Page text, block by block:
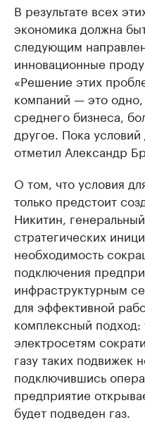
В результате всех
экономика должна
следующим
инновационные
«Решение этих
компаний — это
среднего бизнеса,
другое. Пока условий
отметил Александр
О том, что условия
только предстоит
Никитин,
стратегических
необходимость
подключения
инфраструктурным
для эффективной
комплексный подход:
электросетям
газу таких подвижек
подключившись
предприятие
будет подведен газ.